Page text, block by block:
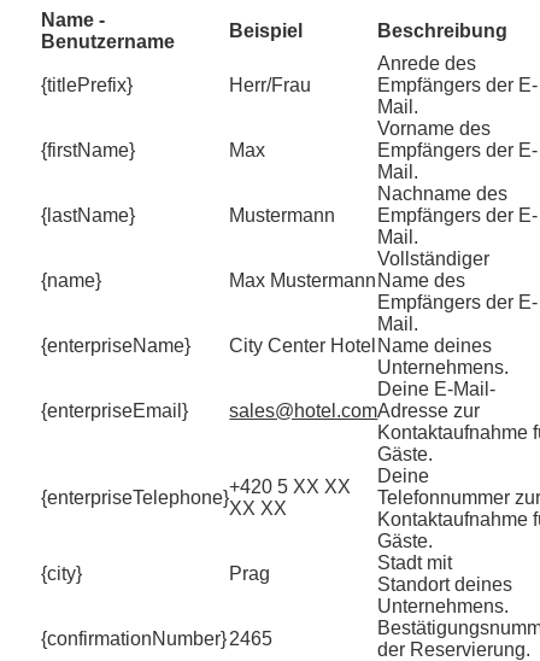
Name -
Benutzername
Beispiel Beschreibung
{titlePrefix} Herr/Frau
Anrede des
Empfängers der E-
Mail.
{firstName} Max
Vorname des
Empfängers der E-
Mail.
{lastName} Mustermann
Nachname des
Empfängers der E-
Mail.
{name} Max Mustermann
Vollständiger
Name des
Empfängers der E-
Mail.
{enterpriseName}
City Center Hotel Name deines
Unternehmens.
{enterpriseEmail} sales@hotel.com
Deine E-Mail-
Adresse zur
Kontaktaufnahme
Gäste.
{enterpriseTelephone}
+420 5 XX XX
XX XX
Deine
Telefonnummer
Kontaktaufnahme
Gäste.
{city}
Prag
Stadt mit
Standort deines
Unternehmens.
{confirmationNumber}2465
der Reservierung.